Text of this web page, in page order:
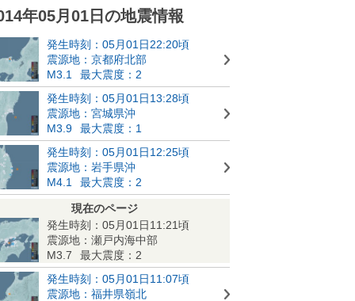
年05月01日の地震情報
発生時刻：05月01日22:20頃
震源地：京都府北部
M3.1
最大震度：2
発生時刻：05月01日13:28頃
震源地：宮城県沖
M3.9
最大震度：1
発生時刻：05月01日12:25頃
震源地：岩手県沖
M4.1
最大震度：2
現在のページ
発生時刻：05月01日11:21頃
震源地：瀬戸内海中部
M3.7
最大震度：2
発生時刻：05月01日11:07頃
震源地：福井県嶺北